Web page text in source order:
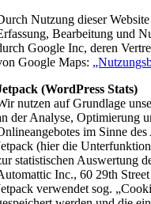
Nutzung dieser
Bearbeitung und
Google Inc, deren
Google Maps:
(WordPress Stats)
nutzen auf Grundlage
der Analyse, Optimierung
im Sinne
(hier die
statistischen Auswertung
Inc., 60 29th
verwendet sog.